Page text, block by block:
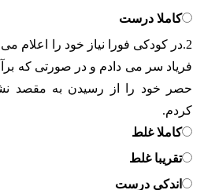
کاملا درست
2. در کودکی فورا نیاز خود را اعلام
فریاد سر می دادم و در صورتی که
حصر خود را از رسیدن به مقصد
کردم.
کاملا غلط
تقریبا غلط
اندکی درست